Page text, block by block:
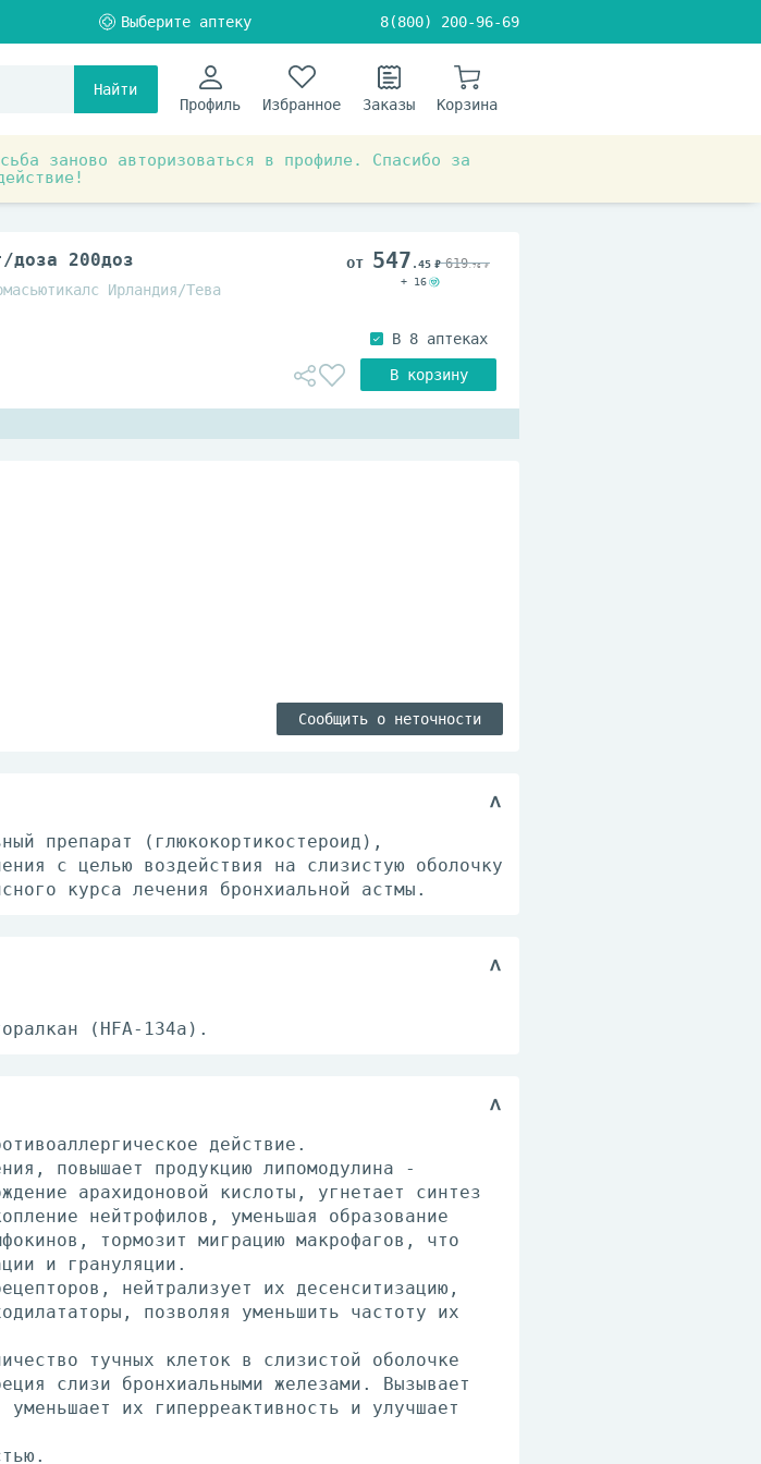
8(800) 200-96-69
Найти
Профиль
Избранное Заказы Корзина
заново авторизоваться в профиле. Спасибо за
и систем
доза 200доз
Ирландия/Тева
547 .45 619.76
+ 16
Сообщить о неточности
препарат (глюкокортикостероид),
с целью воздействия на слизистую оболочку
курса лечения бронхиальной астмы.
(HFA-134a).
действие.
повышает продукцию липомодулина -
арахидоновой кислоты, угнетает синтез
нейтрофилов, уменьшая образование
тормозит миграцию макрофагов, что
и грануляции.
нейтрализует их десенситизацию,
позволяя уменьшить частоту их
тучных клеток в слизистой оболочке
слизи бронхиальными железами. Вызывает
их гиперреактивность и улучшает